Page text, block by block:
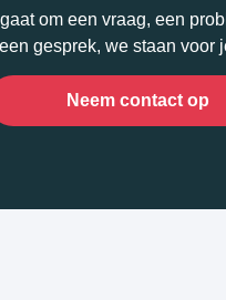
om een vraag, een
een gesprek, we staan voor
Neem contact op